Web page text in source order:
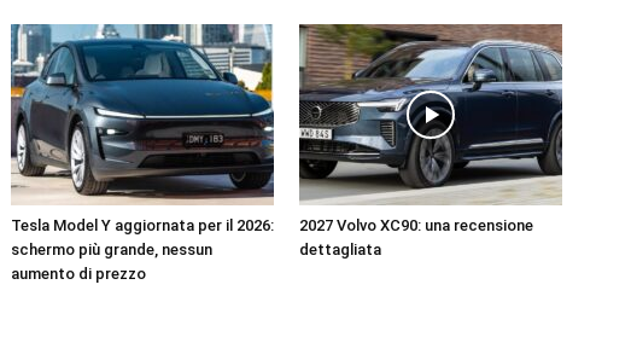
Tesla Model Y aggiornata per il 2026:
schermo più grande, nessun
aumento di prezzo
2027 Volvo XC90: una recensione
dettagliata